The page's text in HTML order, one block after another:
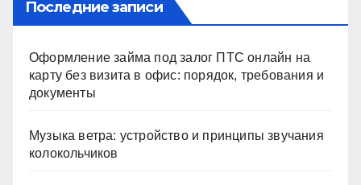
Последние записи
Оформление займа под залог ПТС онлайн на
карту без визита в офис: порядок, требования и
документы
Музыка ветра: устройство и принципы звучания
колокольчиков